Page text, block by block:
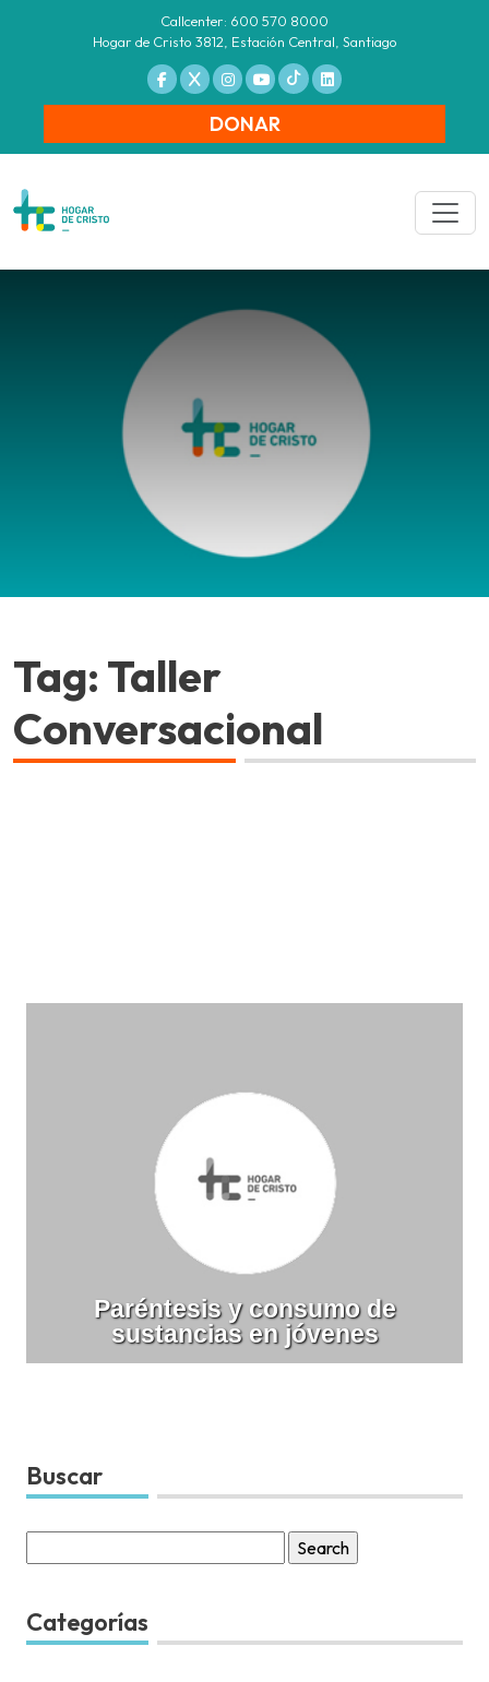
Callcenter: 600 570 8000
Hogar de Cristo 3812, Estación Central, Santiago
DONAR
Tag: Taller
Conversacional
Paréntesis y consumo de
sustancias en jóvenes
Buscar
for:
Categorías